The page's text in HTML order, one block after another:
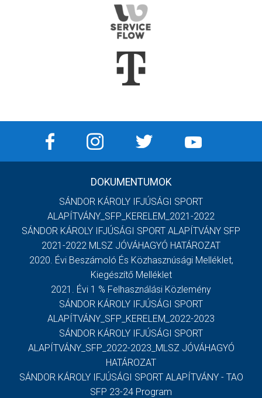
DOKUMENTUMOK
SÁNDOR KÁROLY IFJÚSÁGI SPORT
ALAPÍTVÁNY_SFP_KERELEM_2021-2022
SÁNDOR KÁROLY IFJÚSÁGI SPORT ALAPÍTVÁNY SFP
2021-2022 MLSZ JÓVÁHAGYÓ HATÁROZAT
2020. Évi Beszámoló És Közhasznúsági Melléklet,
Kiegészítő Melléklet
2021. Évi 1 % Felhasználási Közlemény
SÁNDOR KÁROLY IFJÚSÁGI SPORT
ALAPÍTVÁNY_SFP_KERELEM_2022-2023
SÁNDOR KÁROLY IFJÚSÁGI SPORT
ALAPÍTVÁNY_SFP_2022-2023_MLSZ JÓVÁHAGYÓ
HATÁROZAT
SÁNDOR KÁROLY IFJÚSÁGI SPORT ALAPÍTVÁNY - TAO
SFP 23-24 Program